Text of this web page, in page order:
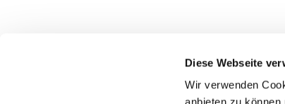
Diese Webseite
Wir verwenden